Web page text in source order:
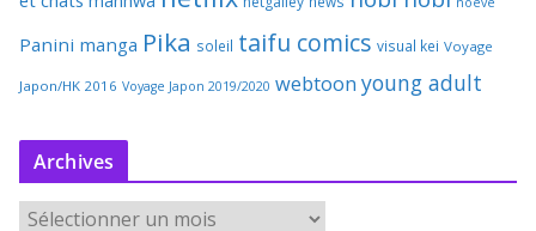
Panini manga Pika soleil taifu comics visual kei Voyage
Japon/HK 2016 Voyage Japon 2019/2020 webtoon young adult
Archives